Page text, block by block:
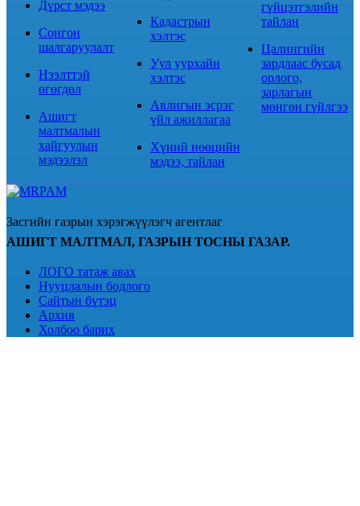
Дүрст мэдээ
Сонгон
шалгаруулалт
Нээлттэй
өгөгдөл
Ашигт
малтмалын
хайгуулын
мэдээлэл
Кадастрын
хэлтэс
Уул уурхайн
хэлтэс
Авлигын эсрэг
үйл ажиллагаа
Хүний нөөцийн
мэдээ, тайлан
гүйцэтгэлийн
тайлан
Цалингийн
зардлаас бусад
орлого,
зарлагын
мөнгөн гүйлгээ
Засгийн газрын хэрэгжүүлэгч агентлаг
АШИГТ МАЛТМАЛ, ГАЗРЫН ТОСНЫ ГАЗАР.
ЛОГО татаж авах
Нууцлалын бодлого
Сайтын бүтэц
Архив
Холбоо барих